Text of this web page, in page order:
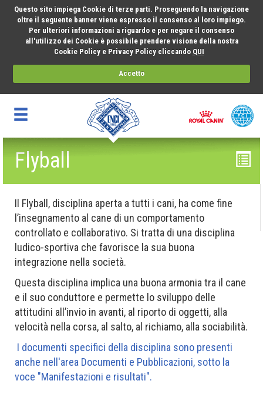
Questo sito impiega Cookie di terze parti. Proseguendo la navigazione
oltre il seguente banner viene espresso il consenso al loro impiego.
Per ulteriori informazioni a riguardo e per negare il consenso
all'utilizzo dei Cookie è possibile prendere visione della nostra
Cookie Policy e Privacy Policy cliccando QUI
Accetto
Flyball
Il Flyball, disciplina aperta a tutti i cani, ha come fine
l’insegnamento al cane di un comportamento
controllato e collaborativo. Si tratta di una disciplina
ludico-sportiva che favorisce la sua buona
integrazione nella società.
Questa disciplina implica una buona armonia tra il cane
e il suo conduttore e permette lo sviluppo delle
attitudini all’invio in avanti, al riporto di oggetti, alla
velocità nella corsa, al salto, al richiamo, alla sociabilità.
I documenti specifici della disciplina sono presenti
anche nell'area Documenti e Pubblicazioni, sotto la
voce "Manifestazioni e risultati".